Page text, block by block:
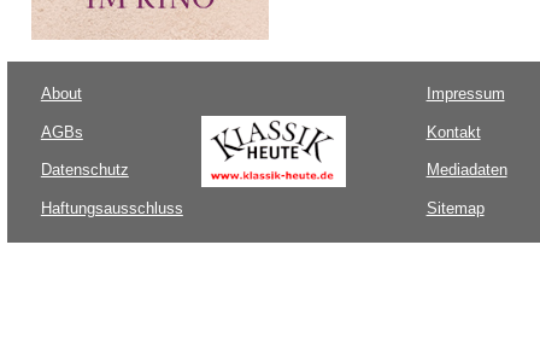
About
AGBs
Datenschutz
Haftungsausschluss
Impressum
Kontakt
Mediadaten
Sitemap